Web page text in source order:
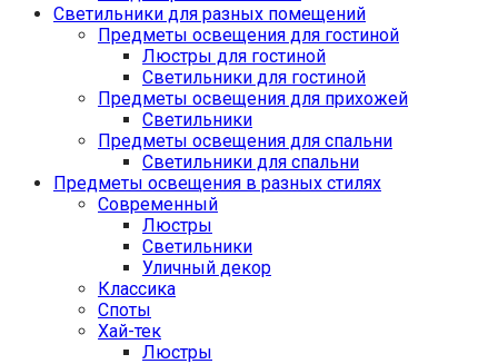
Светильники для разных помещений
Предметы освещения для гостиной
Люстры для гостиной
Светильники для гостиной
Предметы освещения для прихожей
Светильники
Предметы освещения для спальни
Светильники для спальни
Предметы освещения в разных стилях
Cовременный
Люстры
Светильники
Уличный декор
Классика
Споты
Хай-тек
Люстры